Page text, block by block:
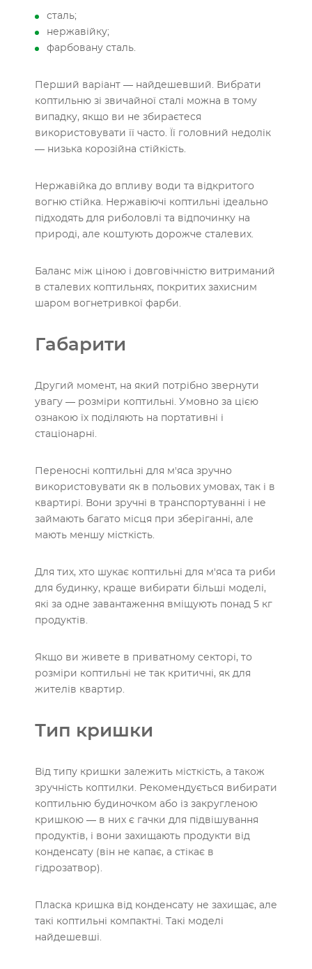
сталь;
нержавійку;
фарбовану сталь.
Перший варіант — найдешевший. Вибрати
коптильню зі звичайної сталі можна в тому
випадку, якщо ви не збираєтеся
використовувати її часто. Її головний недолік
— низька корозійна стійкість.
Нержавійка до впливу води та відкритого
вогню стійка. Нержавіючі коптильні ідеально
підходять для риболовлі та відпочинку на
природі, але коштують дорожче сталевих.
Баланс між ціною і довговічністю витриманий
в сталевих коптильнях, покритих захисним
шаром вогнетривкої фарби.
Габарити
Другий момент, на який потрібно звернути
увагу — розміри коптильні. Умовно за цією
ознакою їх поділяють на портативні і
стаціонарні.
Переносні коптильні для м'яса зручно
використовувати як в польових умовах, так і в
квартирі. Вони зручні в транспортуванні і не
займають багато місця при зберіганні, але
мають меншу місткість.
Для тих, хто шукає коптильні для м'яса та риби
для будинку, краще вибирати більші моделі,
які за одне завантаження вміщують понад 5 кг
продуктів.
Якщо ви живете в приватному секторі, то
розміри коптильні не так критичні, як для
жителів квартир.
Тип кришки
Від типу кришки залежить місткість, а також
зручність коптилки. Рекомендується вибирати
коптильню будиночком або із закругленою
кришкою — в них є гачки для підвішування
продуктів, і вони захищають продукти від
конденсату (він не капає, а стікає в
гідрозатвор).
Пласка кришка від конденсату не захищає, але
такі коптильні компактні. Такі моделі
найдешевші.